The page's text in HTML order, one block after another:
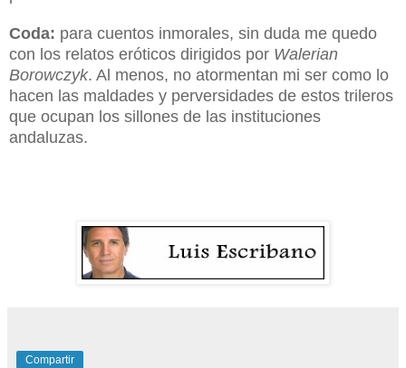
Coda: para cuentos inmorales, sin duda me quedo
con los relatos eróticos dirigidos por Walerian
Borowczyk. Al menos, no atormentan mi ser como lo
hacen las maldades y perversidades de estos trileros
que ocupan los sillones de las instituciones
andaluzas.
Compartir